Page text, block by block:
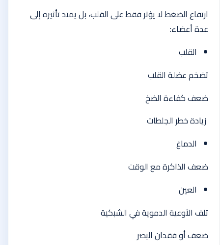
ارتفاع الضغط لا يؤثر فقط على القلب، بل يمتد تأثيره إلى
عدة أعضاء:
القلب
تضخم عضلة القلب
ضعف كفاءة الضخ
زيادة خطر الجلطات
الدماغ
ضعف الذاكرة مع الوقت
العين
تلف الأوعية الدموية في الشبكية
ضعف أو فقدان البصر